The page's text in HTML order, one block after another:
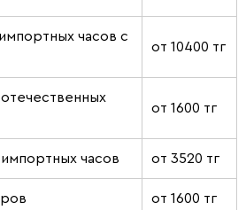
часов с
от 10400 тг
от 1600 тг
часов от 3520 тг
от 1600 тг